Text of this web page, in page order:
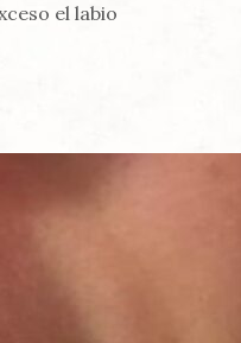
el labio